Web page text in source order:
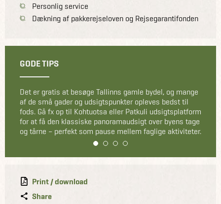
Personlig service
Dækning af pakkerejseloven og Rejsegarantifonden
GODE TIPS
Det er gratis at besøge Tallinns gamle bydel, og mange
af de små gader og udsigtspunkter opleves bedst til
fods. Gå fx op til Kohtuotsa eller Patkuli udsigtsplatform
for at få den klassiske panoramaudsigt over byens tage
og tårne – perfekt som pause mellem faglige aktiviteter.
1 2 3 4
Print / download
Share